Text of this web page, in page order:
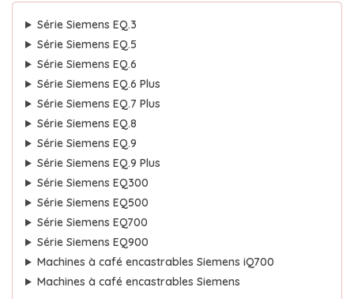
Série Siemens EQ.3
Série Siemens EQ.5
Série Siemens EQ.6
Série Siemens EQ.6 Plus
Série Siemens EQ.7 Plus
Série Siemens EQ.8
Série Siemens EQ.9
Série Siemens EQ.9 Plus
Série Siemens EQ300
Série Siemens EQ500
Série Siemens EQ700
Série Siemens EQ900
Machines à café encastrables Siemens iQ700
Machines à café encastrables Siemens